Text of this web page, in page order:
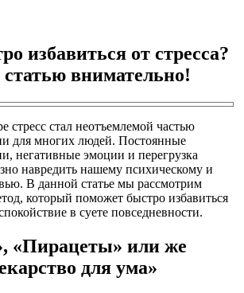
избавиться от стресса?
статью внимательно!
стресс стал неотъемлемой частью
для многих людей. Постоянные
негативные эмоции и перегрузка
навредить нашему психическому и
В данной статье мы рассмотрим
который поможет быстро избавиться
в суете повседневности.
«Пирацеты» или же
для ума»